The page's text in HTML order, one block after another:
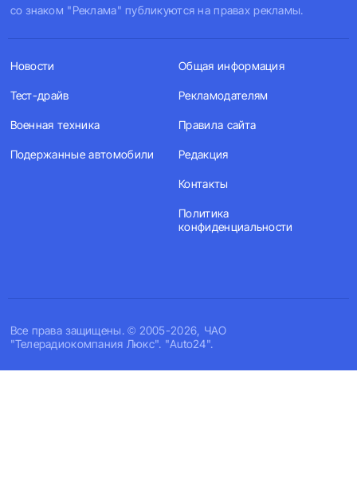
со знаком "Реклама" публикуются на правах рекламы.
Все права защищены. © 2005-2026, ЧАО
"Телерадиокомпания Люкс". "Auto24".
Новости
Тест-драйв
Военная техника
Подержанные автомобили
Общая информация
Рекламодателям
Правила сайта
Редакция
Контакты
Политика
конфиденциальности